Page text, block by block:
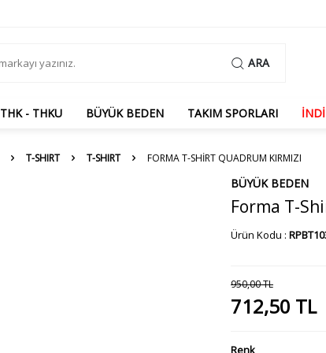
ARA
THK - THKU BÜYÜK BEDEN TAKIM SPORLARI
T-SHIRT T-SHIRT FORMA T-SHIRT QUADRUM KIRMIZI
BÜYÜK BEDEN
Forma T-
Ürün Kodu :
950,00TL
712,50 TL
Renk